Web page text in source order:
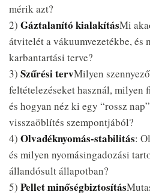
mérik azt?
2) Gáztalanító kialakításMi
átvitelét a vákuumvezetékbe, és
karbantartási terve?
3) Szűrési tervMilyen
feltételezéseket használ, milyen
és hogyan néz ki egy “rossz
visszaöblítés szempontjából?
4) Olvadéknyomás-stabilitás:
és milyen nyomásingadozási
állandósult állapotban?
5) Pellet minőségbiztosítás